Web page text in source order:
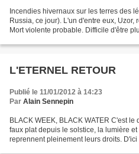
Incendies hivernaux sur les terres des
Russia, ce jour). L'un d'entre eux, Uzor,
Mort violente probable. Difficile d'être
L'ETERNEL RETOUR
Publié le 11/01/2012 à 14:23
Par Alain Sennepin
BLACK WEEK, BLACK WATER C'est
faux plat depuis le solstice, la lumière
reprennent pleinement leurs droits.